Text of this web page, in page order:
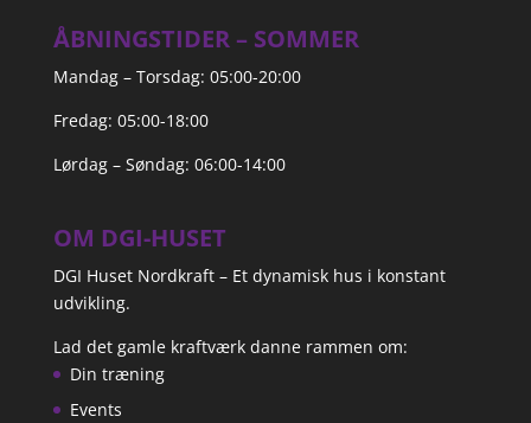
ÅBNINGSTIDER – SOMMER
Mandag – Torsdag: 05:00-20:00
Fredag: 05:00-18:00
Lørdag – Søndag: 06:00-14:00
OM DGI-HUSET
DGI Huset Nordkraft – Et dynamisk hus i konstant
udvikling.
Lad det gamle kraftværk danne rammen om:
Din træning
Events